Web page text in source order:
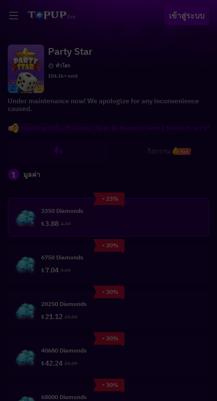
เข้าสู่ระบบ
Party Star
ทั่วโลก
104.1k+ sold
Under maintenance now! We apologize for any inconvenience
caused.
to get 8% off Coupon, Up to $5 discount; invite 2 friends to get 9%
ซื้อ hot
1 มูลค่า
- 23%
3350 Diamonds
$3.88 4.99
- 30%
6750 Diamonds
$ 7.04 9.99
- 30%
20250 Diamonds
$ 21.12 29.99
- 30%
40680 Diamonds
$42.24 59.99
- 30%
68000 Diamonds